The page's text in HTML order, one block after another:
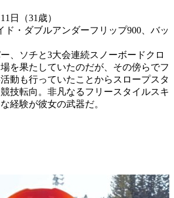
日（31歳）
ド・ダブルアンダーフリップ900、バッ
、ソチと3大会連続スノーボードクロ
を果たしていたのだが、その傍らでフ
動も行っていたことからスロープスタ
技転向。非凡なるフリースタイルスキ
経験が彼女の武器だ。